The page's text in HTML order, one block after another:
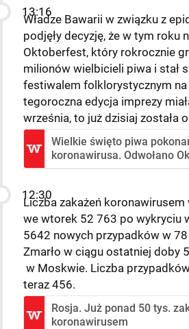
13:16
Władze Bawarii w związku z
podjęły decyzję, że w tym roku
Oktoberfest, który rokrocznie
milionów wielbicieli piwa i stał
festiwalem folklorystycznym na
tegoroczna edycja imprezy
września, to już dzisiaj została
Wielkie święto piwa
koronawirusa. Odwołano
12:30
Liczba zakażeń koronawirusem
we wtorek 52 763 po wykryciu
5642 nowych przypadków w
Zmarło w ciągu ostatniej doby
w Moskwie. Liczba
teraz 456.
Rosja. Już ponad 50 tys.
koronawirusem